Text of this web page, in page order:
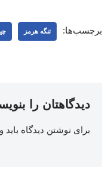
برچسب‌ها: تنگه هرمز
دیدگاهتان را
برای نوشتن دیدگاه باید